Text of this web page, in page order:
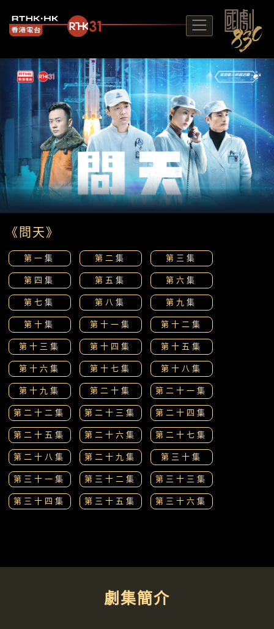
《問天》
第一集 第二集
第三集
第四集
第五集
第六集
第七集
第八集
第九集
第十集
第十一集
第十二集
第十三集
第十四集
第十五集
第十六集
第十七集
第十八集
第十九集
第二十集
第二十一集
第二十二集
第二十三集
第二十四集
第二十五集
第二十六集
第二十七集
第二十八集
第二十九集
第三十集
第三十一集
第三十二集
第三十三集
第三十四集
第三十五集 第三十六集
劇集簡介